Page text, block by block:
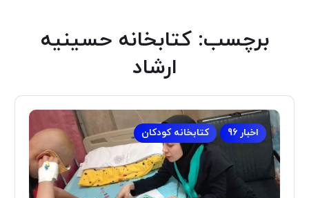
برچسب:کتابخانه حسینیه
ارشاد
اخبار 96 کتابخانه کودکان